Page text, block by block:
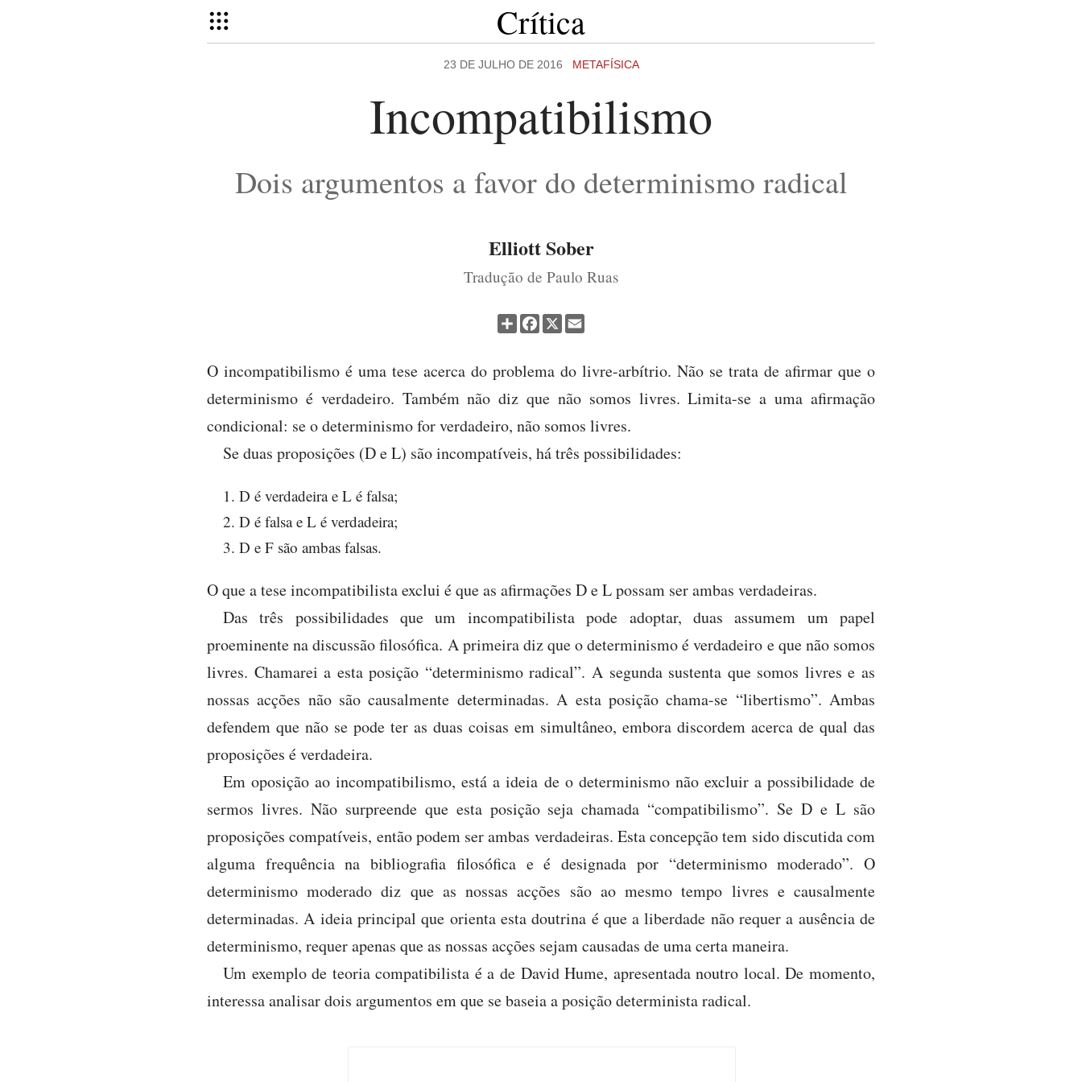
Crítica
23 DE JULHO DE 2016 METAFÍSICA
Incompatibilismo
Dois argumentos a favor do determinismo radical
Elliott Sober
Tradução de Paulo Ruas
Partilhar
Facebook
X
O incompatibilismo é uma tese acerca do problema do livre-arbítrio. Não se trata de afirmar que o
determinismo é verdadeiro. Também não diz que não somos livres. Limita-se a uma afirmação
condicional: se o determinismo for verdadeiro, não somos livres.
Se duas proposições (D e L) são incompatíveis, há três possibilidades:
D é verdadeira e L é falsa;
D é falsa e L é verdadeira;
D e F são ambas falsas.
O que a tese incompatibilista exclui é que as afirmações D e L possam ser ambas verdadeiras.
Das três possibilidades que um incompatibilista pode adoptar, duas assumem um papel
proeminente na discussão filosófica. A primeira diz que o determinismo é verdadeiro e que não somos
livres. Chamarei a esta posição “determinismo radical”. A segunda sustenta que somos livres e as
nossas acções não são causalmente determinadas. A esta posição chama-se “libertismo”. Ambas
defendem que não se pode ter as duas coisas em simultâneo, embora discordem acerca de qual das
proposições é verdadeira.
Em oposição ao incompatibilismo, está a ideia de o determinismo não excluir a possibilidade de
sermos livres. Não surpreende que esta posição seja chamada “compatibilismo”. Se D e L são
proposições compatíveis, então podem ser ambas verdadeiras. Esta concepção tem sido discutida com
alguma frequência na bibliografia filosófica e é designada por “determinismo moderado”. O
determinismo moderado diz que as nossas acções são ao mesmo tempo livres e causalmente
determinadas. A ideia principal que orienta esta doutrina é que a liberdade não requer a ausência de
determinismo, requer apenas que as nossas acções sejam causadas de uma certa maneira.
Um exemplo de teoria compatibilista é a de David Hume, apresentada noutro local. De momento,
interessa analisar dois argumentos em que se baseia a posição determinista radical.